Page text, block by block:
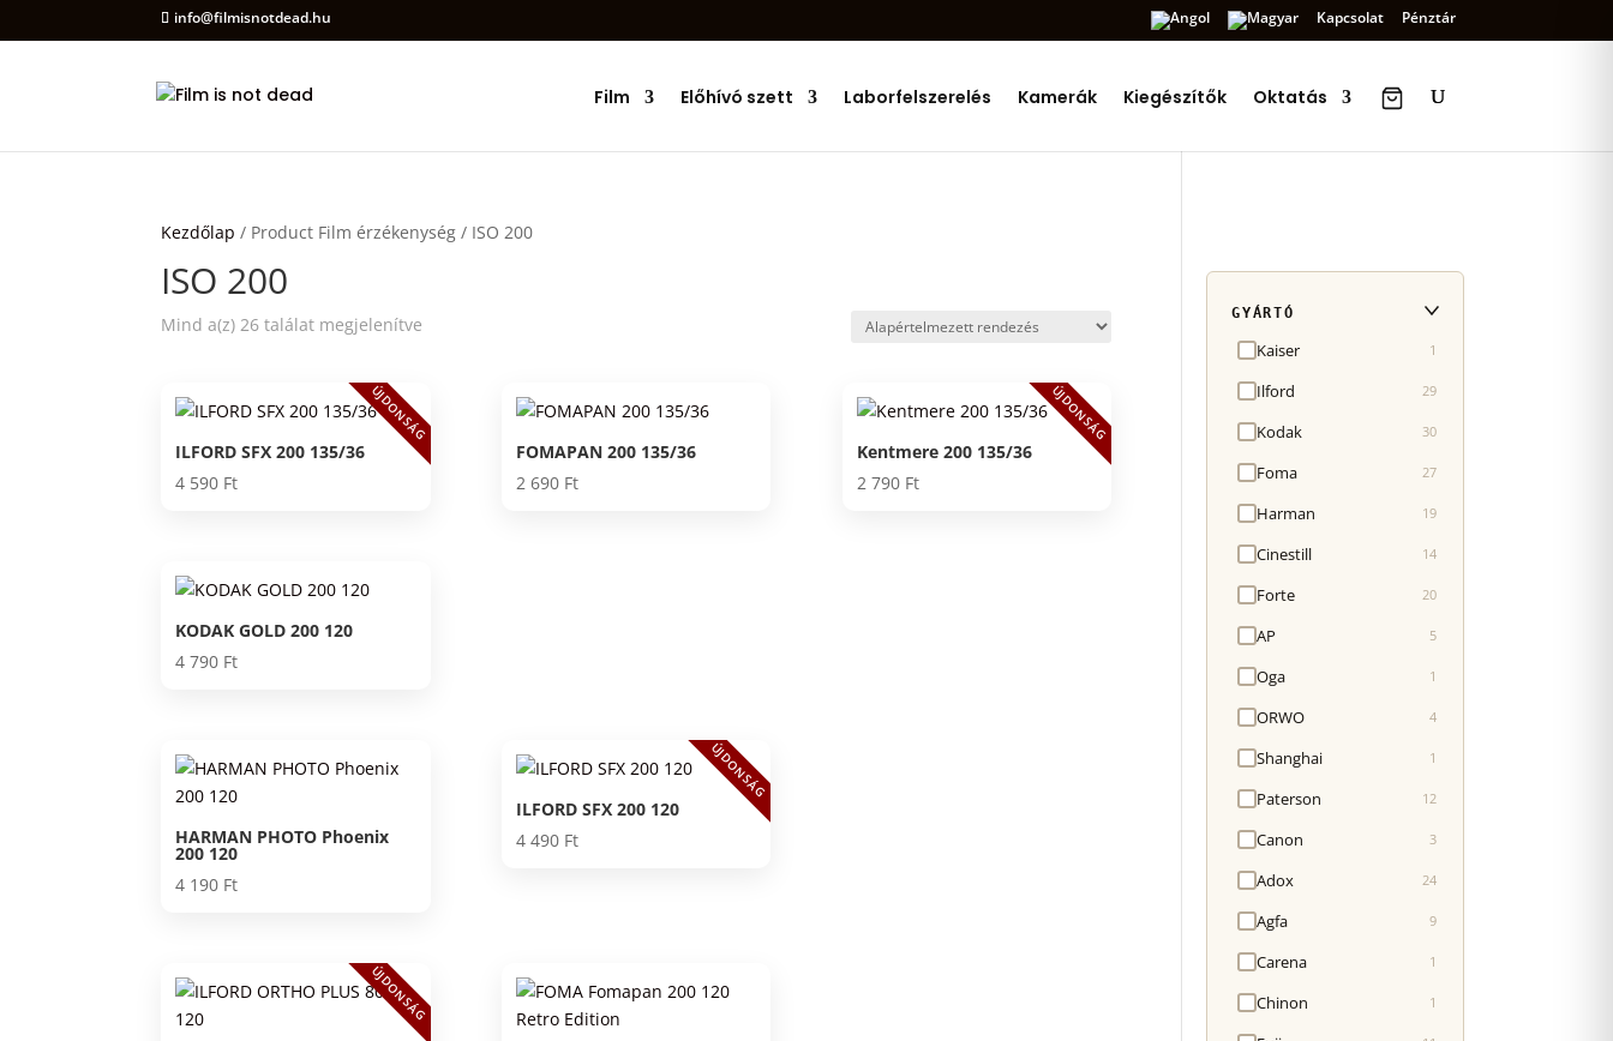
info@filmisnotdead.hu Kapcsolat Pénztár
Film Előhívó szett Laborfelszerelés Kamerák Kiegészítők Oktatás
Products
Kezdőlap / Product Film érzékenység / ISO 200
ISO 200
Mind a(z) 26 találat megjelenítve
ÚJDONSÁG
ILFORD SFX 200 135/36
4 590 Ft
FOMAPAN 200 135/36
2 690 Ft
ÚJDONSÁG
Kentmere 200 135/36
2 790 Ft
KODAK GOLD 200 120
4 790 Ft
HARMAN PHOTO Phoenix
200 120
4 190 Ft
ÚJDONSÁG
ILFORD SFX 200 120
4 490 Ft
ÚJDONSÁG
GYÁRTÓ
Kaiser 1
Ilford 29
Kodak 30
Foma 27
Harman 19
Cinestill 14
Forte 20
AP 5
Oga 1
ORWO 4
Shanghai 1
Paterson 12
Canon 3
Adox 24
Agfa 9
Carena 1
Chinon 1